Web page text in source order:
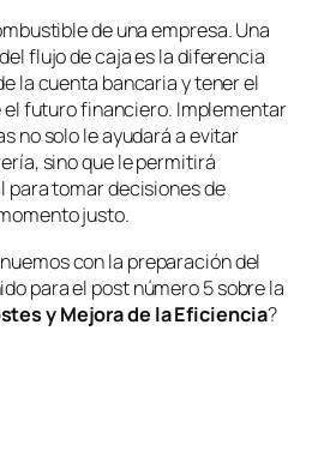
de una empresa. Una
flujo de caja es la diferencia
la cuenta bancaria y tener el
futuro financiero. Implementar
no solo le ayudará a evitar
sino que le permitirá
para tomar decisiones de
justo.
con la preparación del
para el post número 5 sobre la
y Mejora de la Eficiencia?